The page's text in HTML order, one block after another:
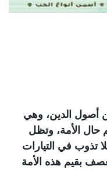
أصول الدين، وهي
الأمة، وتظل
تذوب في التيارات
بقيم هذه الأمة